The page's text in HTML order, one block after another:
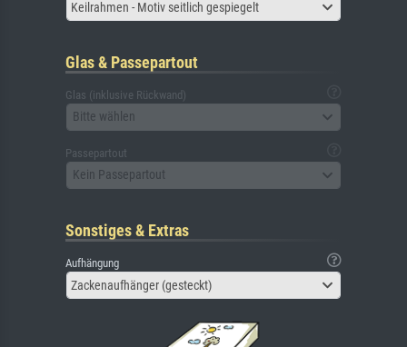
Keilrahmen - Motiv seitlich gespiegelt
Glas & Passepartout
Glas (inklusive Rückwand)
Bitte wählen
Passepartout
Kein Passepartout
Sonstiges & Extras
Aufhängung
Zackenaufhänger (gesteckt)